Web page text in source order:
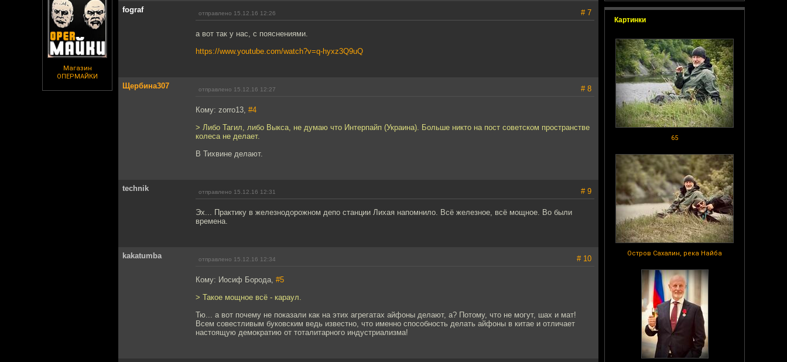
Магазин
ОПЕРМАЙКИ
Картинки
65
Остров Сахалин, река Найба
fograf отправлено 15.12.16 12:26 # 7
а вот так у нас, с пояснениями.
https://www.youtube.com/watch?v=q-hyxz3Q9uQ
Щербина307 отправлено 15.12.16 12:27 # 8
Кому: zorro13, #4
> Либо Тагил, либо Выкса, не думаю что Интерпайп (Украина). Больше никто на пост советском пространстве
колеса не делает.
В Тихвине делают.
technik отправлено 15.12.16 12:31 # 9
Эх... Практику в железнодорожном депо станции Лихая напомнило. Всё железное, всё мощное. Во были
времена.
kakatumba отправлено 15.12.16 12:34 # 10
Кому: Иосиф Борода, #5
> Такое мощное всё - караул.
Тю... а вот почему не показали как на этих агрегатах айфоны делают, а? Потому, что не могут, шах и мат!
Всем совестливым буковским ведь известно, что именно способность делать айфоны в китае и отличает
настоящую демократию от тоталитарного индустриализма!